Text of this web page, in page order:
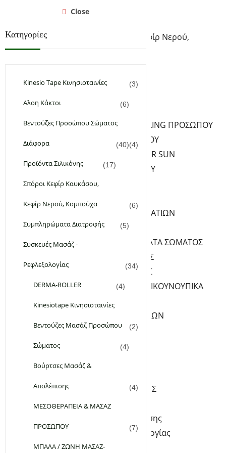
Σπόροι Κεφίρ Καυκάσου, Κεφίρ Νερού,
Φυτικά & Αιθέρια Έλαια
ΦΡΟΝΤΙΔΑ ΠΡΟΣΩΠΟΥ
ΚΑΘΑΡΙΣΜΟΣ PEELING ΠΡΟΣΩΠΟΥ
ΚΡΕΜΕΣ ΠΡΟΣΩΠΟΥ
ΑΝΤΗΛΙΑΚΑ – AFTER SUN
SERUM ΠΡΟΣΩΠΟΥ
ΦΡΟΝΤΙΔΑ ΧΕΙΛΙΩΝ
ΦΡΟΝΤΙΔΑ ΜΑΤΙΩΝ
ΚΡΕΜΕΣ-SERUM ΜΑΤΙΩΝ
ΦΡΟΝΤΙΔΑ ΣΩΜΑΤΟΣ
ΛΑΔΙΑ-ΓΑΛΑΚΤΩΜΑΤΑ ΣΩΜΑΤΟΣ
PEELING ΣΩΜΑΤΟΣ
ΚΡΕΜΕΣ ΣΩΜΑΤΟΣ
ΑΠΟΣΜΗΤΙΚΑ-ΑΝΤΙΚΟΥΝΟΥΠΙΚΑ
ΥΓΡΑ ΣΑΠΟΥΝΙΑ
ΦΡΟΝΤΙΔΑ ΧΕΡΙΩΝ-ΝΥΧΙΩΝ
SERUM ΝΥΧΙΩΝ
ΚΡΕΜΕΣ ΧΕΡΙΩΝ
ΑΛΑΤΑ – ΑΡΓΙΛΟΙ-ΣΚΟΝΕΣ
Kinesiotape Κινησιοταινίες
Βούρτσες Μασάζ & Απολέπισης
Συσκευές Μασάζ – Ρεφλεξολογίας
DERMA-ROLLER
Close
Κατηγορίες
Kinesio Tape Κινησιοταινίες (3)
Αλοη Κάκτοι (6)
Βεντούζες Προσώπου Σώματος
(4)
Διάφορα (40)
Προϊόντα Σιλικόνης (17)
Σπόροι Κεφίρ Καυκάσου,
Κεφίρ Νερού, Κομπούχα (6)
Συμπληρώματα Διατροφής (5)
Συσκευές Μασάζ -
Ρεφλεξολογίας (34)
DERMA-ROLLER (4)
Kinesiotape Κινησιοταινίες
(2)
Βεντούζες Μασάζ Προσώπου
Σώματος (4)
Βούρτσες Μασάζ &
Απολέπισης (4)
ΜΕΣΟΘΕΡΑΠΕΙΑ & ΜΑΣΑΖ
ΠΡΟΣΩΠΟΥ (7)
ΜΠΑΛΑ / ΖΩΝΗ ΜΑΣΑΖ-